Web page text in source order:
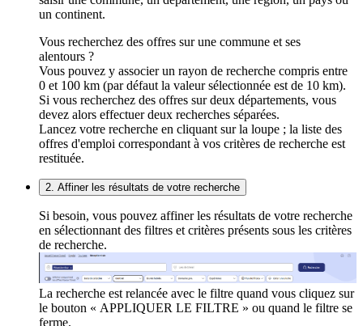
un continent.
Vous recherchez des offres sur une commune et ses
alentours ?
Vous pouvez y associer un rayon de recherche compris entre
0 et 100 km (par défaut la valeur sélectionnée est de 10 km).
Si vous recherchez des offres sur deux départements, vous
devez alors effectuer deux recherches séparées.
Lancez votre recherche en cliquant sur la loupe ; la liste des
offres d'emploi correspondant à vos critères de recherche est
restituée.
2. Affiner les résultats de votre recherche
Si besoin, vous pouvez affiner les résultats de votre recherche
en sélectionnant des filtres et critères présents sous les critères
de recherche.
La recherche est relancée avec le filtre quand vous cliquez sur
le bouton « APPLIQUER LE FILTRE » ou quand le filtre se
ferme.